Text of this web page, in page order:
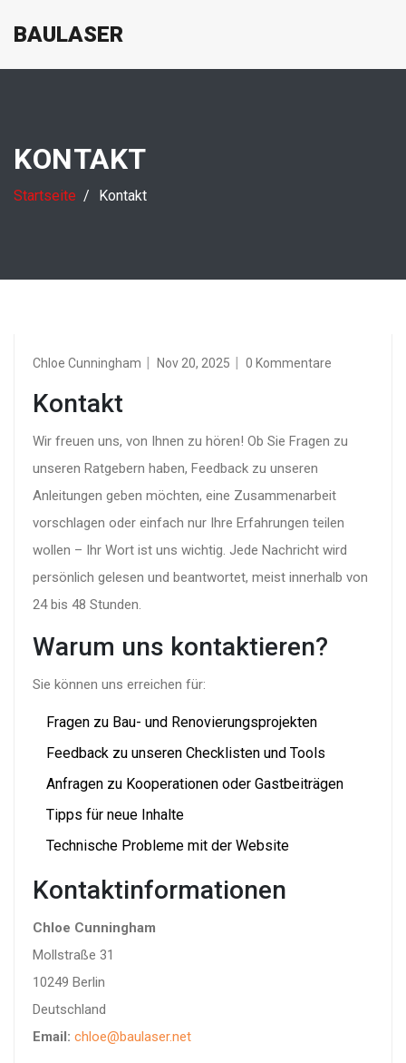
BAULASER
KONTAKT
Startseite Kontakt
Chloe Cunningham Nov 20, 2025 0 Kommentare
Kontakt
Wir freuen uns, von Ihnen zu hören! Ob Sie Fragen zu
unseren Ratgebern haben, Feedback zu unseren
Anleitungen geben möchten, eine Zusammenarbeit
vorschlagen oder einfach nur Ihre Erfahrungen teilen
wollen – Ihr Wort ist uns wichtig. Jede Nachricht wird
persönlich gelesen und beantwortet, meist innerhalb von
24 bis 48 Stunden.
Warum uns kontaktieren?
Sie können uns erreichen für:
Fragen zu Bau- und Renovierungsprojekten
Feedback zu unseren Checklisten und Tools
Anfragen zu Kooperationen oder Gastbeiträgen
Tipps für neue Inhalte
Technische Probleme mit der Website
Kontaktinformationen
Chloe Cunningham
Mollstraße 31
10249 Berlin
Deutschland
Email: chloe@baulaser.net